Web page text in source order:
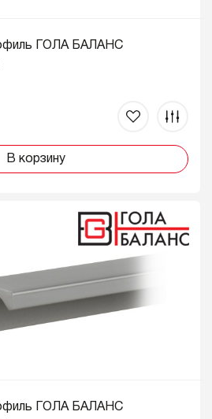
ГОЛА БАЛАНС
В корзину
ГОЛА БАЛАНС